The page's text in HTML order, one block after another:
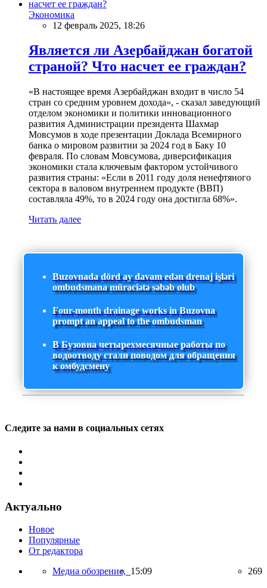
Экономика
12 февраль 2025, 18:26
Является ли Азербайджан богатой
страной? Что насчет ее граждан?
«В настоящее время Азербайджан входит в число 54
стран со средним уровнем дохода», - сказал заведующий
отделом экономики и политики инновационного
развития Администрации президента Шахмар
Мовсумов в ходе презентации Доклада Всемирного
банка о мировом развитии за 2024 год в Баку 10
февраля. По словам Мовсумова, диверсификация
экономики стала ключевым фактором устойчивого
развития страны: «Если в 2011 году доля ненефтяного
сектора в валовом внутреннем продукте (ВВП)
составляла 49%, то в 2024 году она достигла 68%».
Читать далее
Buzovnada dörd ay davam edən drenaj işləri
ombudsmana müraciətə səbəb olub
Four-month drainage works in Buzovna
prompt an appeal to the ombudsman
В Бузовна четырехмесячные работы по
водоотводу стали поводом для обращения
к омбудсмену
Следите за нами в социальных сетях
Актуально
Новое
Популярные
От редактора
Медиа обозрение, 15:09 269